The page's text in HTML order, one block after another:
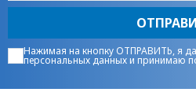
Нажимая на кнопку ОТПРАВИТЬ, я
персональных данныхи принимаю